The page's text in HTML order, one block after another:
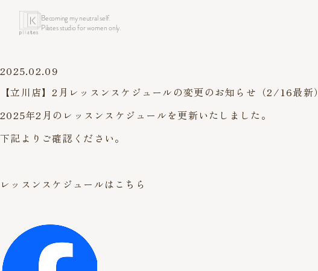
Becoming my neutral self.
Pilates studio for women only.
2025.02.09
【立川店】2月レッスンスケジュールの変更のお知らせ（2/16最新）
2025年2月のレッスンスケジュールを更新いたしました。
下記よりご確認ください。
レッスンスケジュールはこちら